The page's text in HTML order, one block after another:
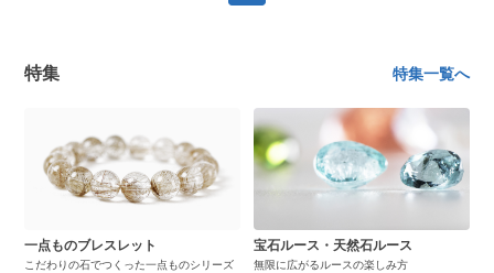
特集 特集一覧へ
一点ものブレスレット
こだわりの石でつくった一点ものシリーズ
宝石ルース・天然石ルース
無限に広がるルースの楽しみ方